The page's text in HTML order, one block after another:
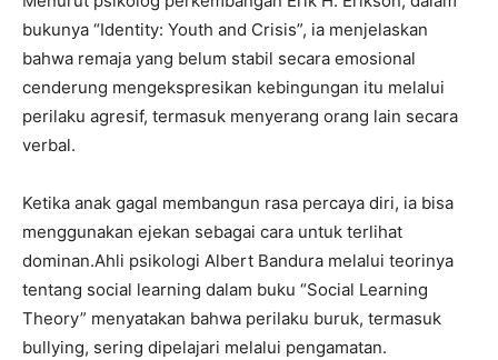
bukunya “Identity: Youth and Crisis”, ia menjelaskan
bahwa remaja yang belum stabil secara emosional
cenderung mengekspresikan kebingungan itu melalui
perilaku agresif, termasuk menyerang orang lain secara
verbal.
Ketika anak gagal membangun rasa percaya diri, ia bisa
menggunakan ejekan sebagai cara untuk terlihat
dominan.Ahli psikologi Albert Bandura melalui teorinya
tentang social learning dalam buku “Social Learning
Theory” menyatakan bahwa perilaku buruk, termasuk
bullying, sering dipelajari melalui pengamatan.